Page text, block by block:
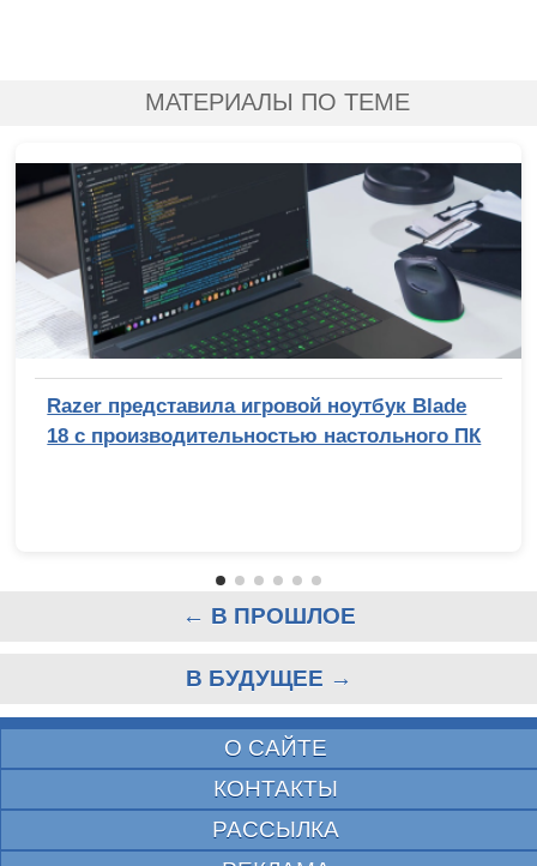
МАТЕРИАЛЫ ПО ТЕМЕ
Razer представила игровой ноутбук Blade
18 с производительностью настольного ПК
← В ПРОШЛОЕ
В БУДУЩЕЕ →
О САЙТЕ
КОНТАКТЫ
РАССЫЛКА